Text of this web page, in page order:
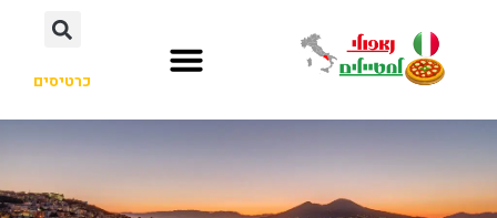
כרטיסים